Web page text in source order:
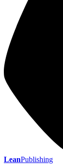
LeanPublishing